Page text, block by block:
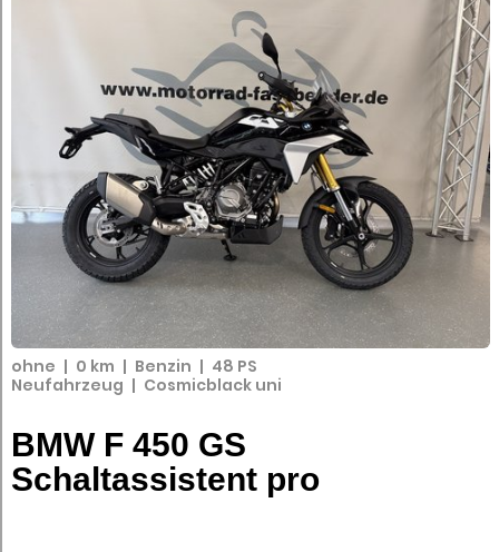
ohne | 0 km | Benzin | 48 PS
Neufahrzeug | Cosmicblack uni
BMW F 450 GS
Schaltassistent pro